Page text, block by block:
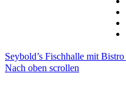
Seybold’s Fischhalle mit
Nach oben scrollen